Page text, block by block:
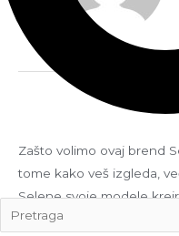
Zašto volimo ovaj brend
tome kako veš izgleda,
Selene svoje modele
udobnosti, dobroj potpori